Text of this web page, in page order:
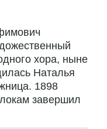
хора, ныне
Наталья
1898
завершил